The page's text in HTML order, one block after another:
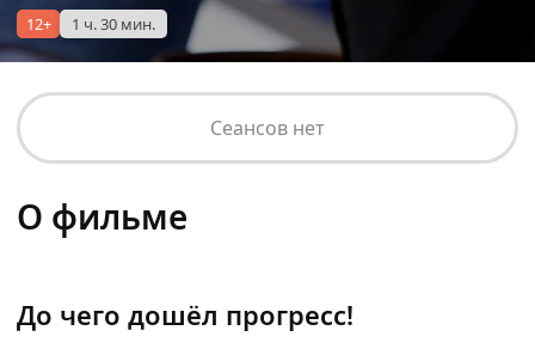
12+ 1 ч. 30 мин.
Сеансов нет
О фильме
До чего дошёл прогресс!